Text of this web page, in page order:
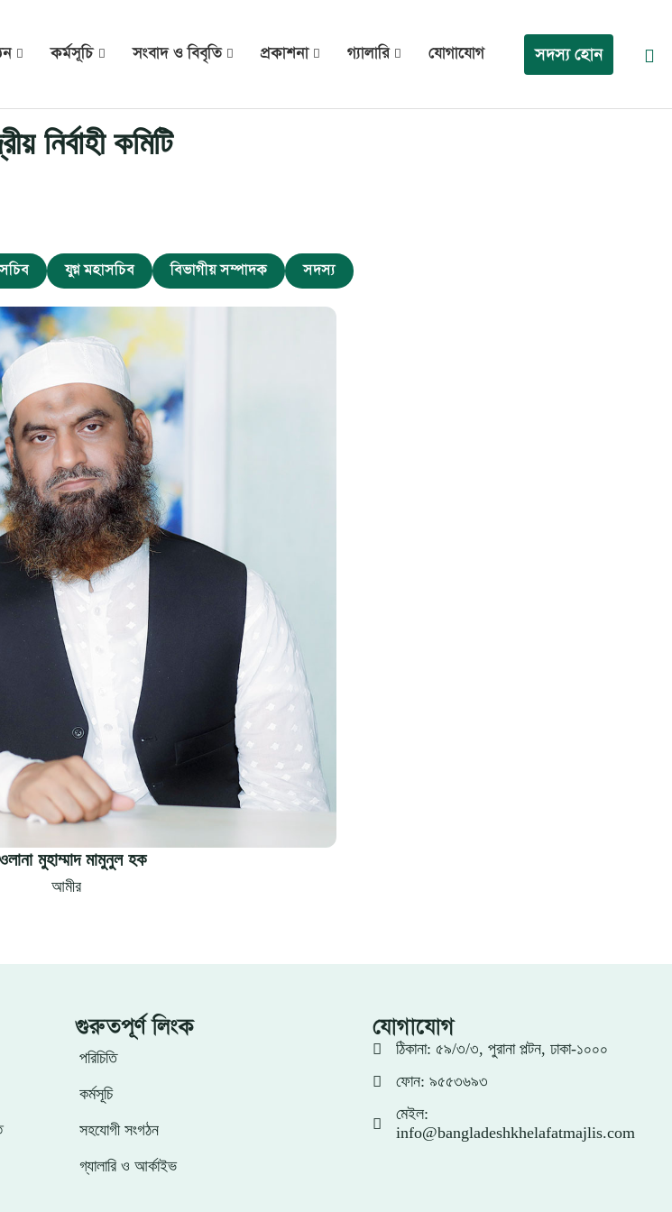
কর্মসূচি সংবাদ ও বিবৃতি প্রকাশনা গ্যালারি যোগাযোগ সদস্য হোন
নির্বাহী কমিটি
যুগ্ন মহাসচিব বিভাগীয় সম্পাদক সদস্য
মুহাম্মাদ মামুনুল হক
আমীর
গুরুতপূর্ণ লিংক
পরিচিতি
কর্মসূচি
সহযোগী সংগঠন
গ্যালারি ও আর্কাইভ
যোগাযোগ
ঠিকানা: ৫৯/৩/৩, পুরানা পল্টন, ঢাকা-১০০০
ফোন: ৯৫৫৩৬৯৩
মেইল:
info@bangladeshkhelafatmajlis.com